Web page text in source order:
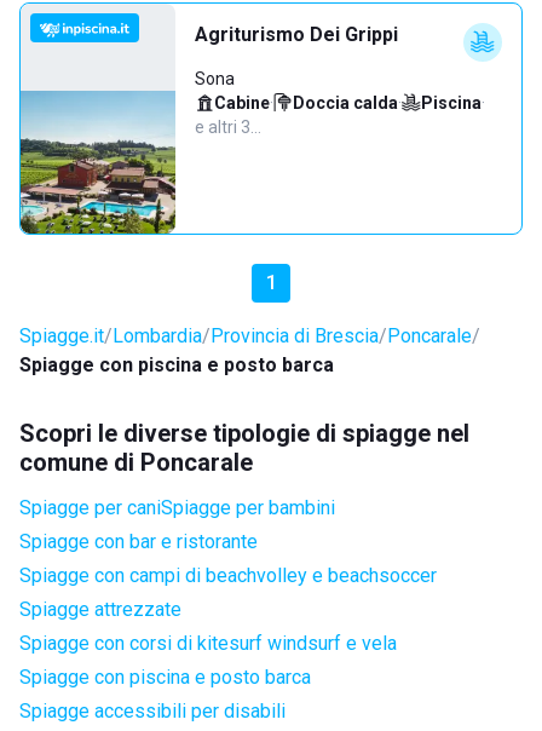
Agriturismo Dei Grippi
Sona
Cabine· Doccia calda· Piscina·
e altri 3…
1
Spiagge.it Lombardia Provincia di Brescia Poncarale
Spiagge con piscina e posto barca
Scopri le diverse tipologie di spiagge nel
comune di Poncarale
Spiagge per caniSpiagge per bambini
Spiagge con bar e ristorante
Spiagge con campi di beachvolley e beachsoccer
Spiagge attrezzate
Spiagge con corsi di kitesurf windsurf e vela
Spiagge con piscina e posto barca
Spiagge accessibili per disabili